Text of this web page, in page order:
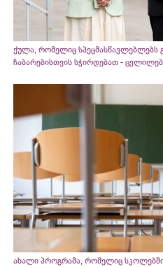
ქულა, რომელიც სპეცმასწავლებლებს
ჩაბარებისთვის სჭირდებათ -
ახალი პროგრამა, რომელიც